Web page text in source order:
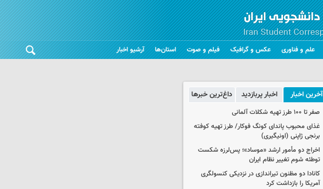
علم و فناوری عکس و گرافیک فیلم و صوت استان‌ها آرشیو اخبار
آخرین اخبار اخبار پربازدید داغ‌ترین خبرها
صفر تا ۱۰۰ طرز تهیه شکلات آلمانی
غذای محبوب پاندای کونگ فوکار/ طرز تهیه کوفته
برنجی ژاپنی (اونیگیری)
اخراج دو مأمور ارشد «موساد»؛ پس‌لرزه شکست
توطئه شوم تغییر نظام ایران
کانادا دو مظنون تیراندازی در نزدیکی کنسولگری
آمریکا را بازداشت کرد